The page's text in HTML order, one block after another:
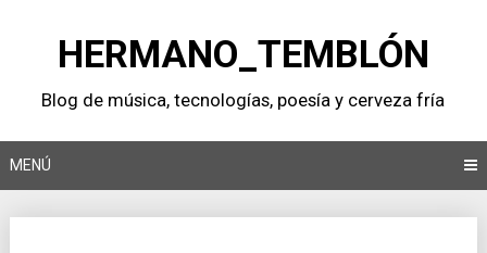
contenidoHERMANO_TEMBLÓN
Blog de música, tecnologí­as, poesí­a y cerveza frí­a
MENÚ